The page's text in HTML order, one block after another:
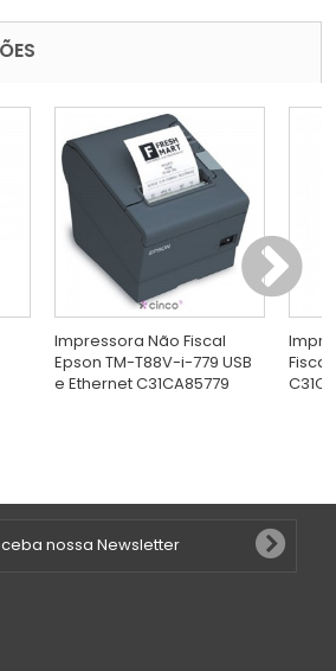
Impressora Não Fiscal
Epson TM-T88V-i-779 USB
e Ethernet C31CA85779
Fiscal